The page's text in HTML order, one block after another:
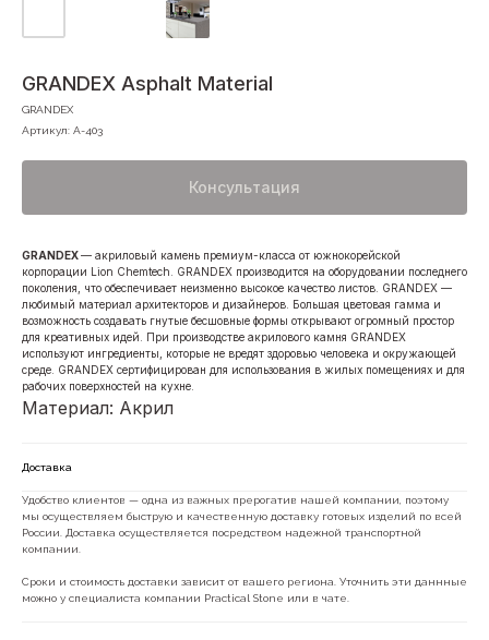
GRANDEX Asphalt Material
GRANDEX
Артикул: A-403
Консультация
GRANDEX— акриловый камень премиум-класса от южнокорейской
корпорации Lion Chemtech. GRANDEX производится на оборудовании последнего
поколения, что обеспечивает неизменно высокое качество листов. GRANDEX —
любимый материал архитекторов и дизайнеров. Большая цветовая гамма и
возможность создавать гнутые бесшовные формы открывают огромный простор
для креативных идей. При производстве акрилового камня GRANDEX
используют ингредиенты, которые не вредят здоровью человека и окружающей
среде. GRANDEX сертифицирован для использования в жилых помещениях и для
рабочих поверхностей на кухне.
Материал: Акрил
Доставка
Удобство клиентов — одна из важных прерогатив нашей компании, поэтому
мы осуществляем быструю и качественную доставку готовых изделий по всей
России. Доставка осуществляется посредством надежной транспортной
компании.
Сроки и стоимость доставки зависит от вашего региона. Уточнить эти даннные
можно у специалиста компании Practical Stone или в чате.